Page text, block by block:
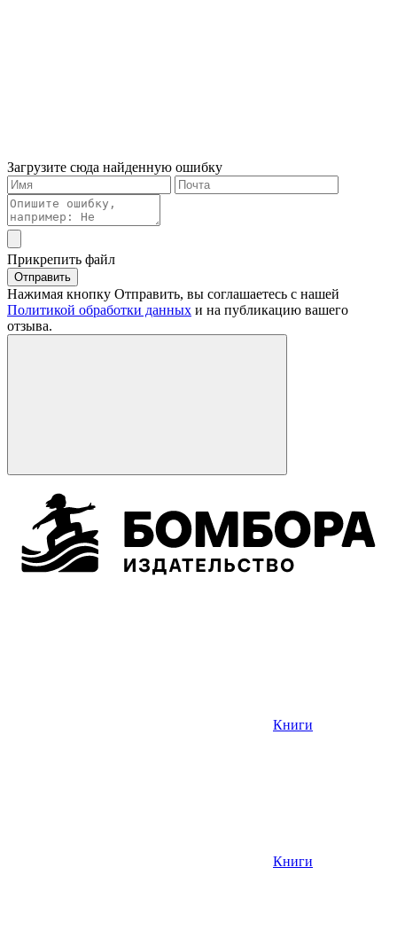
Загрузите сюда найденную ошибку
Прикрепить файл
Отправить
Нажимая кнопку Отправить, вы соглашаетесь с нашей
Политикой обработки данных и на публикацию вашего
отзыва.
Книги
Книги